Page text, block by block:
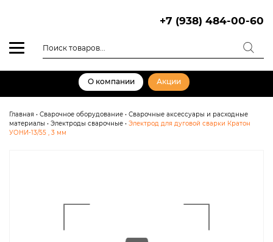
+7 (938) 484-00-60
товаров
О компании Акции
Главная • Сварочное оборудование • Сварочные аксессуары и расходные
материалы • Электроды сварочные • Электрод для дуговой сварки Кратон
УОНИ-13/55 , 3 мм